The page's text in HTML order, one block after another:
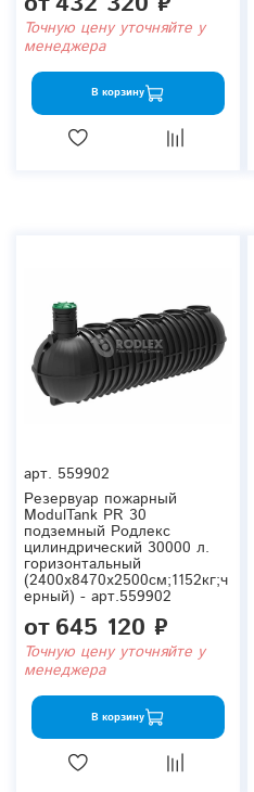
Точную цену уточняйте у
менеджера
В корзину
арт. 559902
Резервуар пожарный
ModulTank PR 30
подземный Родлекс
цилиндрический 30000 л.
горизонтальный
(2400x8470x2500см;1152кг;ч
ерный) - арт.559902
от645 120 ₽
Точную цену уточняйте у
менеджера
В корзину